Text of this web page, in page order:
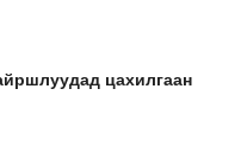
цахилгаан